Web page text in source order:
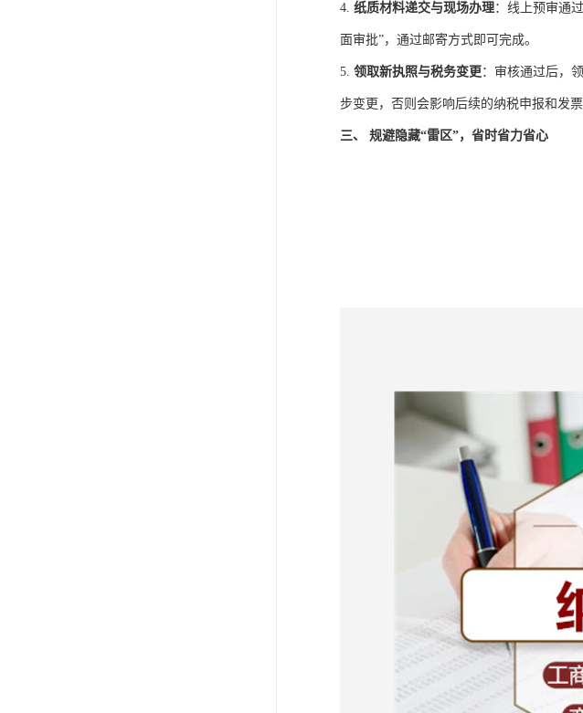
4. 纸质材料递交与现场办理：线上预审通
面审批”，通过邮寄方式即可完成。
5. 领取新执照与税务变更 ：审核通过后，
步变更，否则会影响后续的纳税申报和发票
三、 规避隐藏“雷区”，省时省力省心